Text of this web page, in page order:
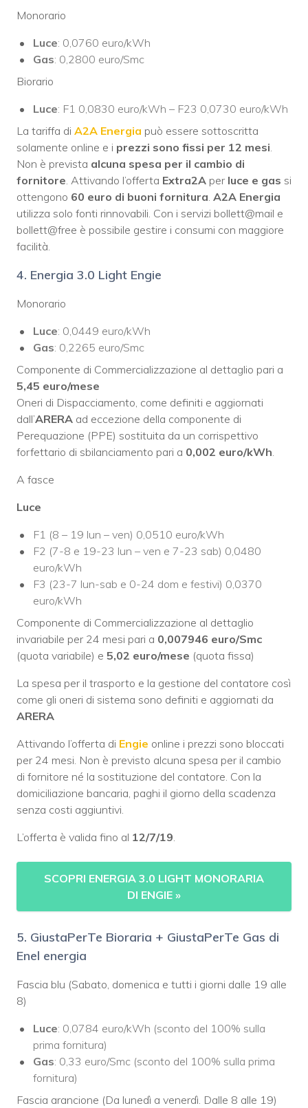
Monorario
Luce: 0,0760 euro/kWh
Gas: 0,2800 euro/Smc
Biorario
Luce: F1 0,0830 euro/kWh – F23 0,0730 euro/kWh
La tariffa di A2A Energia può essere sottoscritta
solamente online e i prezzi sono fissi per 12 mesi.
Non è prevista alcuna spesa per il cambio di
fornitore. Attivando l’offerta Extra2A per luce e gas si
ottengono 60 euro di buoni fornitura. A2A Energia
utilizza solo fonti rinnovabili. Con i servizi bollett@mail e
bollett@free è possibile gestire i consumi con maggiore
facilità.
4. Energia 3.0 Light Engie
Monorario
Luce: 0,0449 euro/kWh
Gas: 0,2265 euro/Smc
Componente di Commercializzazione al dettaglio pari a
5,45 euro/mese
Oneri di Dispacciamento, come definiti e aggiornati
dall’ARERA ad eccezione della componente di
Perequazione (PPE) sostituita da un corrispettivo
forfettario di sbilanciamento pari a 0,002 euro/kWh.
A fasce
Luce
F1 (8 – 19 lun – ven) 0,0510 euro/kWh
F2 (7-8 e 19-23 lun – ven e 7-23 sab) 0,0480
euro/kWh
F3 (23-7 lun-sab e 0-24 dom e festivi) 0,0370
euro/kWh
Componente di Commercializzazione al dettaglio
invariabile per 24 mesi pari a 0,007946 euro/Smc
(quota variabile) e 5,02 euro/mese (quota fissa)
La spesa per il trasporto e la gestione del contatore così
come gli oneri di sistema sono definiti e aggiornati da
ARERA
Attivando l’offerta di Engie online i prezzi sono bloccati
per 24 mesi. Non è previsto alcuna spesa per il cambio
di fornitore né la sostituzione del contatore. Con la
domiciliazione bancaria, paghi il giorno della scadenza
senza costi aggiuntivi.
L’offerta è valida fino al 12/7/19.
SCOPRI ENERGIA 3.0 LIGHT MONORARIA
DI ENGIE »
5. GiustaPerTe Bioraria + GiustaPerTe Gas di
Enel energia
Fascia blu (Sabato, domenica e tutti i giorni dalle 19 alle
8)
Luce: 0,0784 euro/kWh (sconto del 100% sulla
prima fornitura)
Gas: 0,33 euro/Smc (sconto del 100% sulla prima
fornitura)
Fascia arancione (Da lunedì a venerdì. Dalle 8 alle 19)